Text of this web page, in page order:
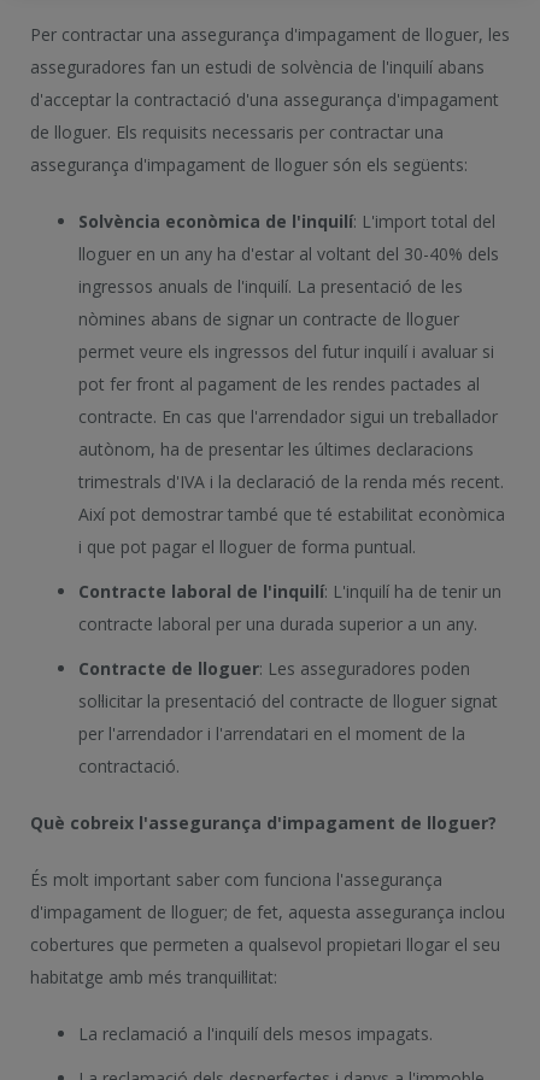
Per contractar una assegurança d'impagament de lloguer, les
asseguradores fan un estudi de solvència de l'inquilí abans
d'acceptar la contractació d'una assegurança d'impagament
de lloguer. Els requisits necessaris per contractar una
assegurança d'impagament de lloguer són els següents:
Solvència econòmica de l'inquilí: L'import total del
lloguer en un any ha d'estar al voltant del 30-40% dels
ingressos anuals de l'inquilí. La presentació de les
nòmines abans de signar un contracte de lloguer
permet veure els ingressos del futur inquilí i avaluar si
pot fer front al pagament de les rendes pactades al
contracte. En cas que l'arrendador sigui un treballador
autònom, ha de presentar les últimes declaracions
trimestrals d'IVA i la declaració de la renda més recent.
Així pot demostrar també que té estabilitat econòmica
i que pot pagar el lloguer de forma puntual.
Contracte laboral de l'inquilí: L'inquilí ha de tenir un
contracte laboral per una durada superior a un any.
Contracte de lloguer: Les asseguradores poden
sol·licitar la presentació del contracte de lloguer signat
per l'arrendador i l'arrendatari en el moment de la
contractació.
Què cobreix l'assegurança d'impagament de lloguer?
És molt important saber com funciona l'assegurança
d'impagament de lloguer; de fet, aquesta assegurança inclou
cobertures que permeten a qualsevol propietari llogar el seu
habitatge amb més tranquil·litat:
La reclamació a l'inquilí dels mesos impagats.